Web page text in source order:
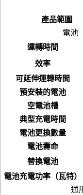
產品範圍
電池
運轉時間
效率
可延伸運轉時間
預安裝的電池
空電池槽
典型充電時間
電池更換數量
電池壽命
替換電池
電池充電功率（瓦特）
通